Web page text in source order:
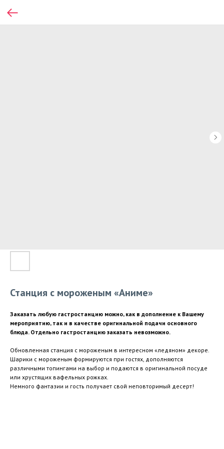
Станция с мороженым «‎Аниме»‎
Заказать любую гастростанцию можно, как в дополнение к Вашему
мероприятию, так и в качестве оригинальной подачи основного
блюда. Отдельно гастростанцию заказать невозможно.
Обновленная станция с мороженым в интересном «ледяном» декоре.
Шарики с мороженым формируются при гостях, дополняются
различными топингами на выбор и подаются в оригинальной посуде
или хрустящих вафельных рожках.
Немного фантазии и гость получает свой неповторимый десерт!